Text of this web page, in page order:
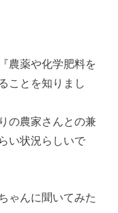
農薬や化学肥料を
ことを知りまし
の農家さんとの兼
い状況らしいで
ゃんに聞いてみた